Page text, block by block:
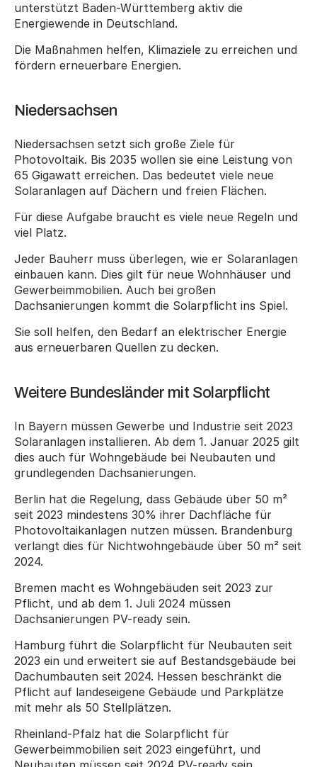
unterstützt Baden-Württemberg aktiv die
Energiewende in Deutschland.
Die Maßnahmen helfen, Klimaziele zu erreichen und
fördern erneuerbare Energien.
Niedersachsen
Niedersachsen setzt sich große Ziele für
Photovoltaik. Bis 2035 wollen sie eine Leistung von
65 Gigawatt erreichen. Das bedeutet viele neue
Solaranlagen auf Dächern und freien Flächen.
Für diese Aufgabe braucht es viele neue Regeln und
viel Platz.
Jeder Bauherr muss überlegen, wie er Solaranlagen
einbauen kann. Dies gilt für neue Wohnhäuser und
Gewerbeimmobilien. Auch bei großen
Dachsanierungen kommt die Solarpflicht ins Spiel.
Sie soll helfen, den Bedarf an elektrischer Energie
aus erneuerbaren Quellen zu decken.
Weitere Bundesländer mit Solarpflicht
In Bayern müssen Gewerbe und Industrie seit 2023
Solaranlagen installieren. Ab dem 1. Januar 2025 gilt
dies auch für Wohngebäude bei Neubauten und
grundlegenden Dachsanierungen.
Berlin hat die Regelung, dass Gebäude über 50 m²
seit 2023 mindestens 30% ihrer Dachfläche für
Photovoltaikanlagen nutzen müssen. Brandenburg
verlangt dies für Nichtwohngebäude über 50 m² seit
2024.
Bremen macht es Wohngebäuden seit 2023 zur
Pflicht, und ab dem 1. Juli 2024 müssen
Dachsanierungen PV-ready sein.
Hamburg führt die Solarpflicht für Neubauten seit
2023 ein und erweitert sie auf Bestandsgebäude bei
Dachumbauten seit 2024. Hessen beschränkt die
Pflicht auf landeseigene Gebäude und Parkplätze
mit mehr als 50 Stellplätzen.
Rheinland-Pfalz hat die Solarpflicht für
Gewerbeimmobilien seit 2023 eingeführt, und